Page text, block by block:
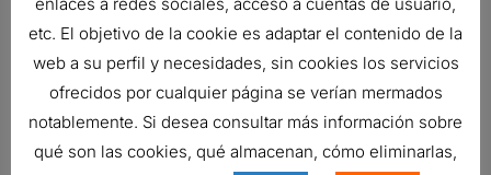
enlaces a redes sociales, acceso a cuentas de usuario,
etc. El objetivo de la cookie es adaptar el contenido de la
web a su perfil y necesidades, sin cookies los servicios
ofrecidos por cualquier página se verían mermados
notablemente. Si desea consultar más información sobre
qué son las cookies, qué almacenan, cómo eliminarlas,